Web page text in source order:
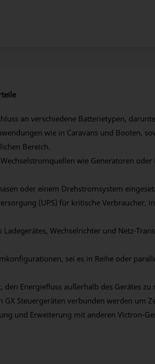
an verschiedene Batterietypen,
wie in Caravans und Booten,
Bereich.
wie Generatoren
oder einem Drehstromsystem
(UPS) für kritische Verbraucher,
Ladegerätes, Wechselrichter und Netz-
sei es in Reihe oder
den Energiefluss außerhalb des Gerätes
GX Steuergeräten verbunden werden um
und Erweiterung mit anderen Victron-